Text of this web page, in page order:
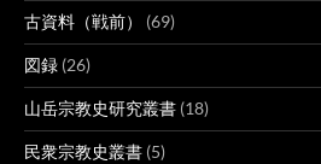
古資料（戦前） (69)
図録 (26)
山岳宗教史研究叢書 (18)
民衆宗教史叢書 (5)